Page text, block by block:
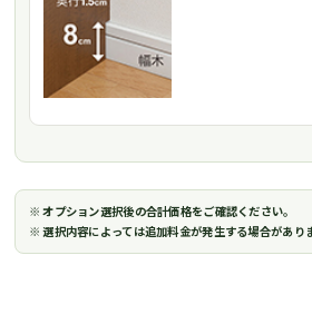
※ オプション選択後の合計価格をご確認ください。
※ 選択内容によっては追加料金が発生する場合がありま